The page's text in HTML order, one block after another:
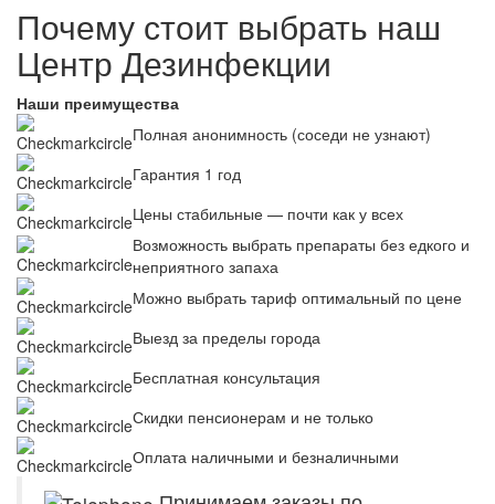
Почему стоит выбрать наш
Центр Дезинфекции
Наши преимущества
Полная анонимность (соседи не узнают)
Гарантия 1 год
Цены стабильные — почти как у всех
Возможность выбрать препараты без едкого и
неприятного запаха
Можно выбрать тариф оптимальный по цене
Выезд за пределы города
Бесплатная консультация
Скидки пенсионерам и не только
Оплата наличными и безналичными